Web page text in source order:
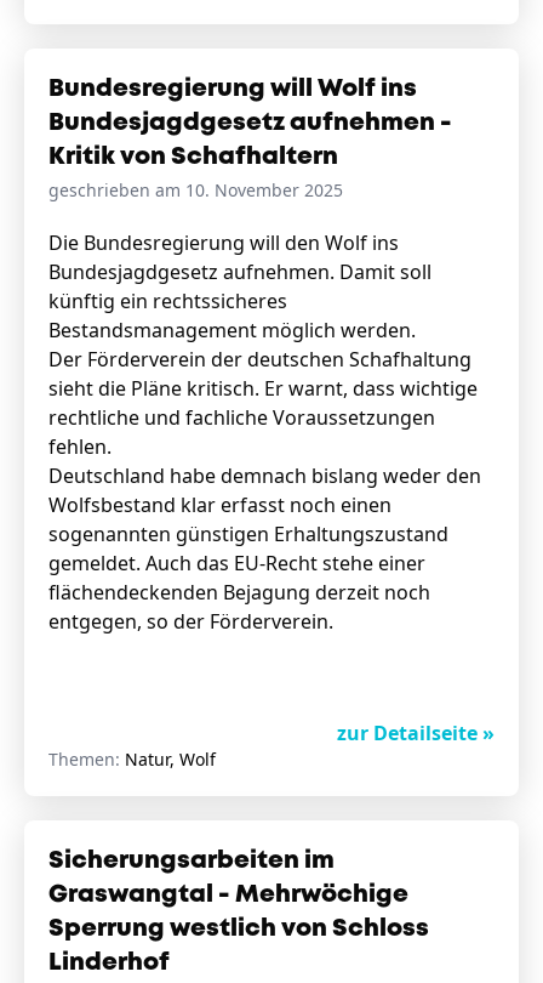
Bundesregierung will Wolf ins
Bundesjagdgesetz aufnehmen -
Kritik von Schafhaltern
geschrieben am 10. November 2025
Die Bundesregierung will den Wolf ins
Bundesjagdgesetz aufnehmen. Damit soll
künftig ein rechtssicheres
Bestandsmanagement möglich werden.
Der Förderverein der deutschen Schafhaltung
sieht die Pläne kritisch. Er warnt, dass wichtige
rechtliche und fachliche Voraussetzungen
fehlen.
Deutschland habe demnach bislang weder den
Wolfsbestand klar erfasst noch einen
sogenannten günstigen Erhaltungszustand
gemeldet. Auch das EU-Recht stehe einer
flächendeckenden Bejagung derzeit noch
entgegen, so der Förderverein.
zur Detailseite »
Themen: Natur, Wolf
Sicherungsarbeiten im
Graswangtal - Mehrwöchige
Sperrung westlich von Schloss
Linderhof